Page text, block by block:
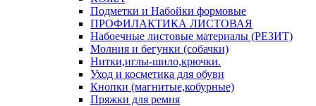
Подметки и Набойки формовые
ПРОФИЛАКТИКА ЛИСТОВАЯ
Набоечные листовые материалы (РЕЗИТ)
Молния и бегунки (собачки)
Нитки,иглы-шило,крючки.
Уход и косметика для обуви
Кнопки (магнитые,кобурные)
Пряжки для ремня